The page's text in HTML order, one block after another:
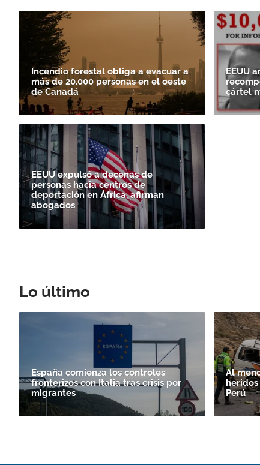
Incendio forestal obliga a evacuar a
más de 20.000 personas en el oeste
de Canadá
EEUU
cártel
EEUU expulsó a decenas de
personas hacia centros de
deportación en África, afirman
abogados
Lo último
España comienza los controles
fronterizos con Italia tras crisis por
migrantes
Al
Perú